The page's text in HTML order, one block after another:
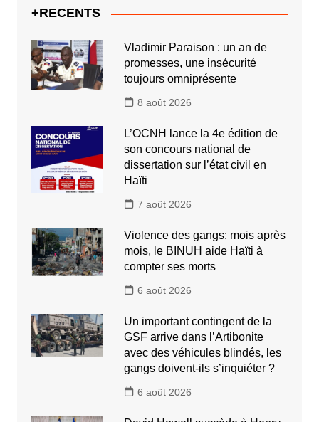
+RECENTS
Vladimir Paraison : un an de
promesses, une insécurité
toujours omniprésente
8 août 2026
L’OCNH lance la 4e édition de
son concours national de
dissertation sur l’état civil en
Haïti
7 août 2026
Violence des gangs: mois après
mois, le BINUH aide Haïti à
compter ses morts
6 août 2026
Un important contingent de la
GSF arrive dans l’Artibonite
avec des véhicules blindés, les
gangs doivent-ils s’inquiéter ?
6 août 2026